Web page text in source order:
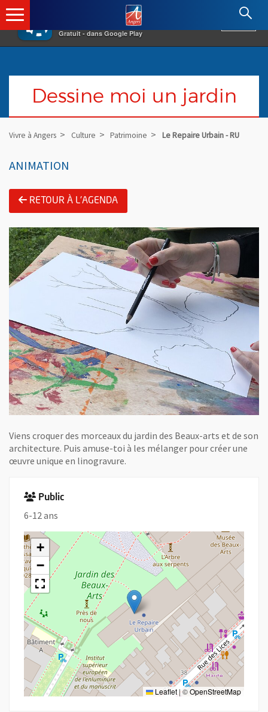
×
Gratuit - dans Google Play
Angers.fr : Retour à l'accueil
Dessine moi un jardin
Vivre à Angers Culture Patrimoine Le Repaire Urbain - RU
ANIMATION
RETOUR À L'AGENDA
Viens croquer des morceaux du jardin des Beaux-arts et de son
architecture. Puis amuse-toi à les mélanger pour créer une
œuvre unique en linogravure.
Public
6-12 ans
+
−
Leaflet |©OpenStreetMap